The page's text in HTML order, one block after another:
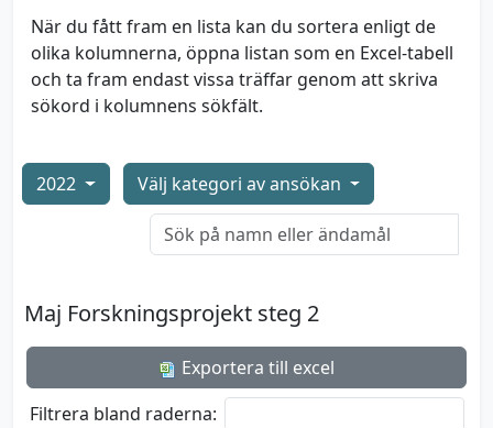
När du fått fram en lista kan du sortera enligt de
olika kolumnerna, öppna listan som en Excel-tabell
och ta fram endast vissa träffar genom att skriva
sökord i kolumnens sökfält.
2022 Välj kategori av ansökan
Maj Forskningsprojekt steg 2
Exportera till excel
Filtrera bland raderna: